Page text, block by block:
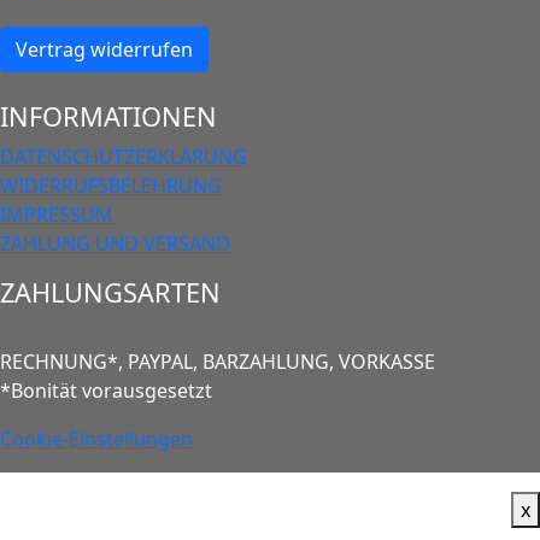
Vertrag widerrufen
INFORMATIONEN
DATENSCHUTZERKLÄRUNG
WIDERRUFSBELEHRUNG
IMPRESSUM
ZAHLUNG UND VERSAND
ZAHLUNGSARTEN
RECHNUNG*, PAYPAL, BARZAHLUNG, VORKASSE
*Bonität vorausgesetzt
Cookie-Einstellungen
x